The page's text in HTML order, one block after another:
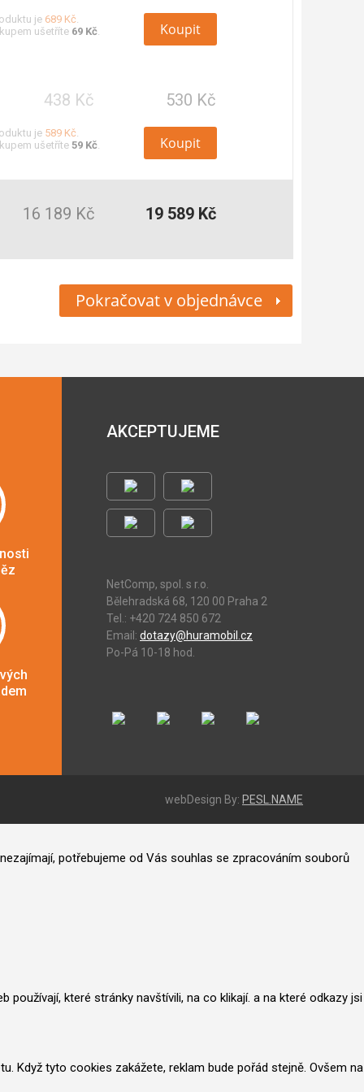
je 689 Kč.
ušetříte 69 Kč. Koupit
438 Kč 530 Kč
je 589 Kč.
ušetříte 59 Kč. Koupit
16 189 Kč 19 589 Kč
Pokračovat v objednávce
AKCEPTUJEME
NetComp, spol. s r.o.
Bělehradská 68, 120 00 Praha 2
Tel.: +420 724 850 672
Email: dotazy@huramobil.cz
Po-Pá 10-18 hod.
webDesign By: PESL.NAME
potřebujeme od Vás souhlas se zpracováním souborů
které stránky navštívili, na co klikají. a na které odkazy jsi
Když tyto cookies zakážete, reklam bude pořád stejně. Ovšem na